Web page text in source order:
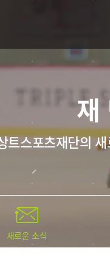
트스포츠재단의
새로운 소식